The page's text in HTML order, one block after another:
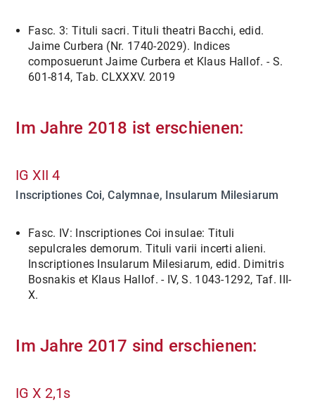
Fasc. 3: Tituli sacri. Tituli theatri Bacchi, edid.
Jaime Curbera (Nr. 1740-2029). Indices
composuerunt Jaime Curbera et Klaus Hallof. - S.
601-814, Tab. CLXXXV. 2019
Im Jahre 2018 ist erschienen:
IG XII 4
Inscriptiones Coi, Calymnae, Insularum Milesiarum
Fasc. IV: Inscriptiones Coi insulae: Tituli
sepulcrales demorum. Tituli varii incerti alieni.
Inscriptiones Insularum Milesiarum, edid. Dimitris
Bosnakis et Klaus Hallof. - IV, S. 1043-1292, Taf. III-
X.
Im Jahre 2017 sind erschienen:
IG X 2,1s